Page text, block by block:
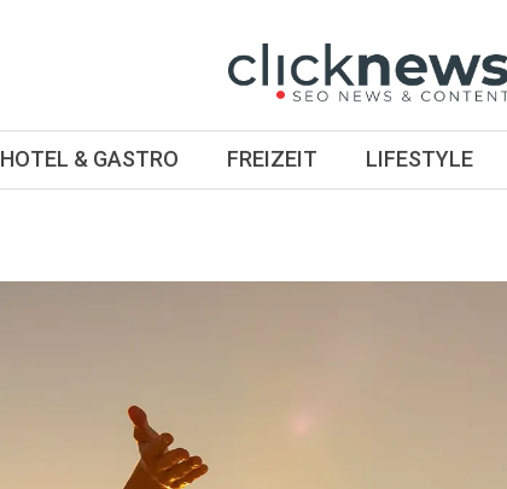
HOTEL & GASTRO FREIZEIT LIFESTYLE